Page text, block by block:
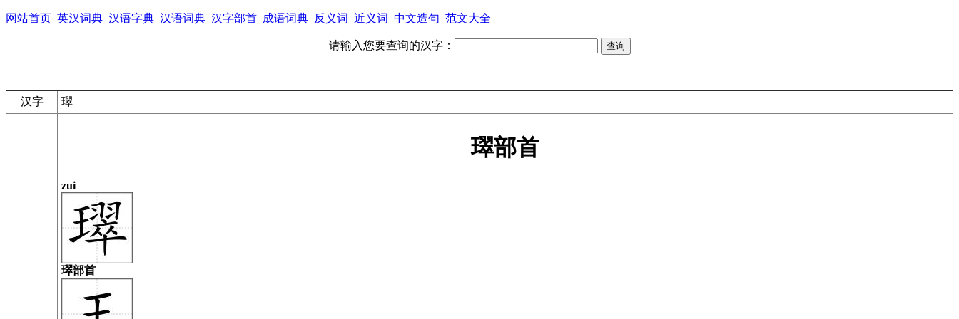
网站首页 英汉词典 汉语字典 汉语词典 汉字部首 成语词典 反义词 近义词 中文造句 范文大全
请输入您要查询的汉字：
汉字 璻
璻部首
zui
璻部首